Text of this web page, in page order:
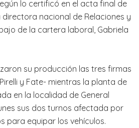
lo certificó en el acta final de
nacional de Relaciones y
de la cartera laboral, Gabriela
su producción las tres firmas
y Fate- mientras la planta de
en la localidad de General
sus dos turnos afectada por
para equipar los vehículos.